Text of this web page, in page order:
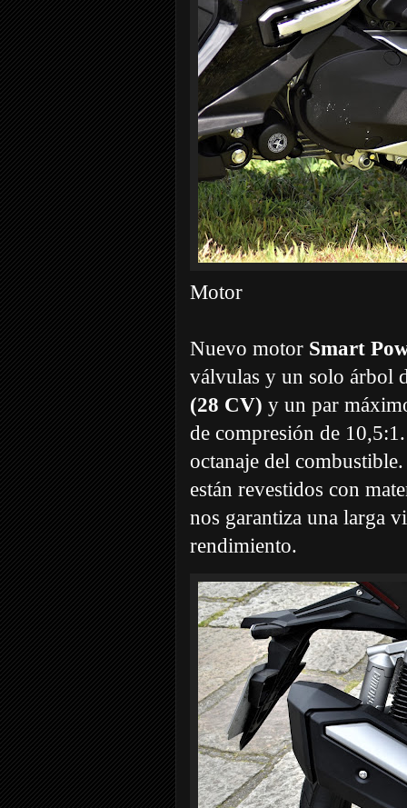
Motor
Nuevo motor Smart
válvulas y un solo árbol
(28 CV) y un par
de compresión de
octanaje del
están revestidos con
nos garantiza una larga
rendimiento.